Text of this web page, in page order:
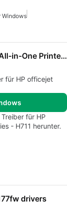
Windows
HP Officejet 6700 Premium e-All-in-One Printer drivers
für HP officejet
für HP
- H711 herunter.
drivers